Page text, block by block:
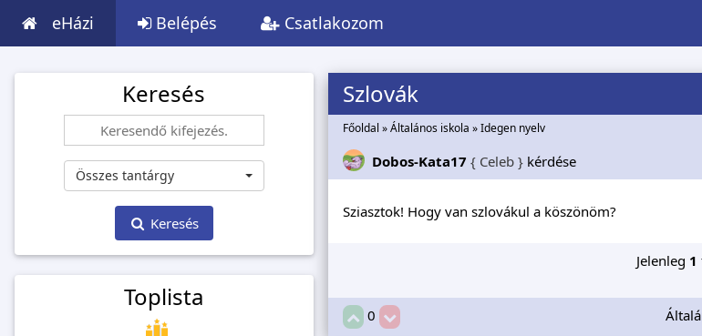
eHázi Belépés Csatlakozom
Keresés
Összes tantárgy
Keresés
Toplista
Szlovák
Főoldal »Általános iskola »Idegen nyelv
Dobos-Kata17 { Celeb }kérdése
Sziasztok! Hogy van szlovákul a köszönöm?
Jelenleg 1
0